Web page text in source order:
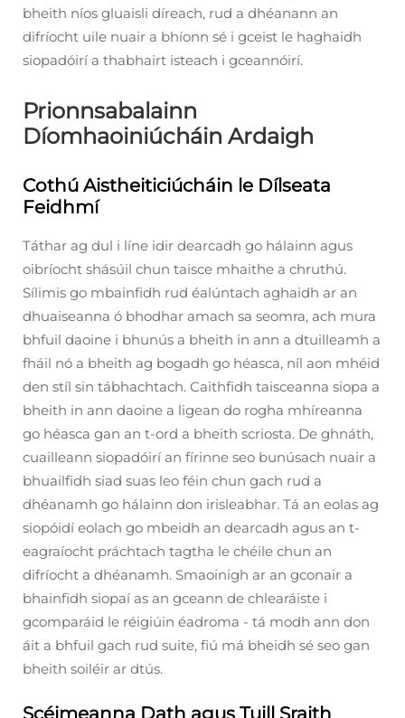
bheith níos gluaisli díreach, rud a dhéanann an
difríocht uile nuair a bhíonn sé i gceist le haghaidh
siopadóirí a thabhairt isteach i gceannóirí.
Prionnsabalainn
Díomhaoiniúcháin Ardaigh
Cothú Aistheiticiúcháin le Dílseata
Feidhmí
Táthar ag dul i líne idir dearcadh go hálainn agus
oibríocht shásúil chun taisce mhaithe a chruthú.
Sílimis go mbainfidh rud éalúntach aghaidh ar an
dhuaiseanna ó bhodhar amach sa seomra, ach mura
bhfuil daoine i bhunús a bheith in ann a dtuilleamh a
fháil nó a bheith ag bogadh go héasca, níl aon mhéid
den stíl sin tábhachtach. Caithfidh taisceanna siopa a
bheith in ann daoine a ligean do rogha mhíreanna
go héasca gan an t-ord a bheith scriosta. De ghnáth,
cuailleann siopadóirí an fírinne seo bunúsach nuair a
bhuailfidh siad suas leo féin chun gach rud a
dhéanamh go hálainn don irisleabhar. Tá an eolas ag
siopóidí eolach go mbeidh an dearcadh agus an t-
eagraíocht práchtach tagtha le chéile chun an
difríocht a dhéanamh. Smaoinigh ar an gconair a
bhainfidh siopaí as an gceann de chlearáiste i
gcomparáid le réigiúin éadroma - tá modh ann don
áit a bhfuil gach rud suite, fiú má bheidh sé seo gan
bheith soiléir ar dtús.